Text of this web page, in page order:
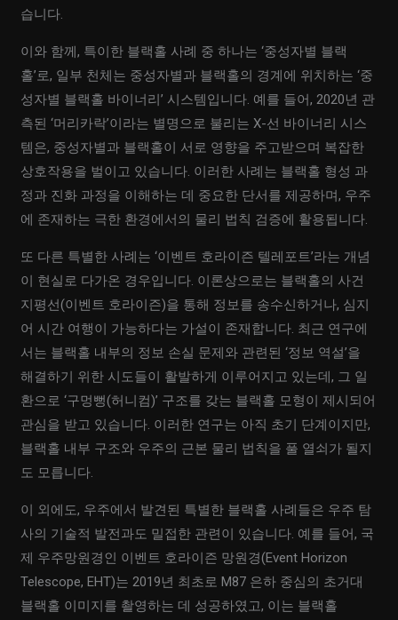
습니다.
이와 함께, 특이한 블랙홀 사례 중 하나는 ‘중성자별 블랙
홀’로, 일부 천체는 중성자별과 블랙홀의 경계에 위치하는 ‘중
성자별 블랙홀 바이너리’ 시스템입니다. 예를 들어, 2020년 관
측된 ‘머리카락’이라는 별명으로 불리는 X-선 바이너리 시스
템은, 중성자별과 블랙홀이 서로 영향을 주고받으며 복잡한
상호작용을 벌이고 있습니다. 이러한 사례는 블랙홀 형성 과
정과 진화 과정을 이해하는 데 중요한 단서를 제공하며, 우주
에 존재하는 극한 환경에서의 물리 법칙 검증에 활용됩니다.
또 다른 특별한 사례는 ‘이벤트 호라이즌 텔레포트’라는 개념
이 현실로 다가온 경우입니다. 이론상으로는 블랙홀의 사건
지평선(이벤트 호라이즌)을 통해 정보를 송수신하거나, 심지
어 시간 여행이 가능하다는 가설이 존재합니다. 최근 연구에
서는 블랙홀 내부의 정보 손실 문제와 관련된 ‘정보 역설’을
해결하기 위한 시도들이 활발하게 이루어지고 있는데, 그 일
환으로 ‘구멍뻥(허니컴)’ 구조를 갖는 블랙홀 모형이 제시되어
관심을 받고 있습니다. 이러한 연구는 아직 초기 단계이지만,
블랙홀 내부 구조와 우주의 근본 물리 법칙을 풀 열쇠가 될지
도 모릅니다.
이 외에도, 우주에서 발견된 특별한 블랙홀 사례들은 우주 탐
사의 기술적 발전과도 밀접한 관련이 있습니다. 예를 들어, 국
제 우주망원경인 이벤트 호라이즌 망원경(Event Horizon
Telescope, EHT)는 2019년 최초로 M87 은하 중심의 초거대
블랙홀 이미지를 촬영하는 데 성공하였고, 이는 블랙홀